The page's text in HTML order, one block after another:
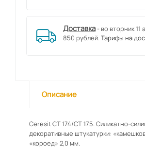
Доставка - во вторник 11
850 рублей.Тарифы на
Описание
Ceresit CT 174/CT 175. Силикатно-
декоративные штукатурки:
«короед» 2,0 мм.